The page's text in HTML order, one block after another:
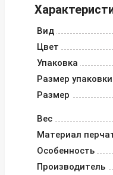
Вид
Цвет
Упаковка
Размер упаковки
Размер
Вес
Материал
Особенность
Производитель